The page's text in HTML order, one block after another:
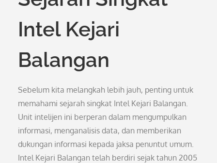
Intel Kejari
Balangan
Sebelum kita melangkah lebih jauh, penting untuk
memahami sejarah singkat Intel Kejari Balangan.
Unit intelijen ini berperan dalam mengumpulkan
informasi, menganalisis data, dan memberikan
dukungan informasi kepada jaksa penuntut umum.
Intel Kejari Balangan telah berdiri sejak tahun 2005